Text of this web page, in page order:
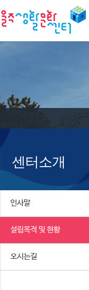
센터소개
인사말
설립목적 및 현황
오시는길